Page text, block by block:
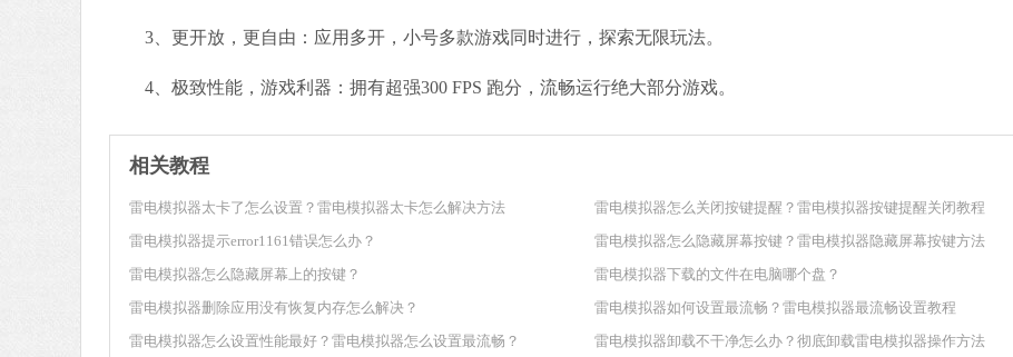
3、更开放，更自由：应用多开，小号多款游戏同时进行，探索无限玩法。
4、极致性能，游戏利器：拥有超强300 FPS 跑分，流畅运行绝大部分游戏。
相关教程
雷电模拟器太卡了怎么设置？雷电模拟器太卡怎么解决方法
雷电模拟器怎么关闭按键提醒？雷电模拟器按键提醒关闭教程
雷电模拟器提示error1161错误怎么办？
雷电模拟器怎么隐藏屏幕按键？雷电模拟器隐藏屏幕按键方法
雷电模拟器怎么隐藏屏幕上的按键？
雷电模拟器下载的文件在电脑哪个盘？
雷电模拟器删除应用没有恢复内存怎么解决？
雷电模拟器如何设置最流畅？雷电模拟器最流畅设置教程
雷电模拟器怎么设置性能最好？雷电模拟器怎么设置最流畅？
雷电模拟器卸载不干净怎么办？彻底卸载雷电模拟器操作方法
软件语言：简体中文